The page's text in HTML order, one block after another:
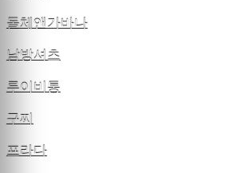
돌체앤가바나
남방셔츠
루이비통
구찌
프라다